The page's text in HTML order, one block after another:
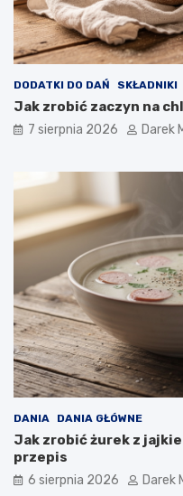
w
p
ł
y
a
n
a
o
ś
ć
s
ż
o
n
y
c
h
p
o
t
r
a
w
DODATKI DO DAŃ SKŁADNIKI
Jak zrobić zaczyn na
7 sierpnia 2026 Darek
DANIA DANIA GŁÓWNE
Jak zrobić żurek z
przepis
6 sierpnia 2026 Darek